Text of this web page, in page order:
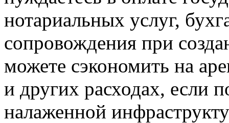
нотариальных услуг,
сопровождения при
можете сэкономить на
и других расходах, если
налаженной